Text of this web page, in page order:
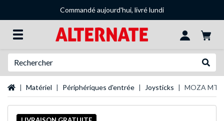
Commandé aujourd'hui, livré lundi
Page d'accueil
Matériel Périphériques d'entrée Joysticks MOZA